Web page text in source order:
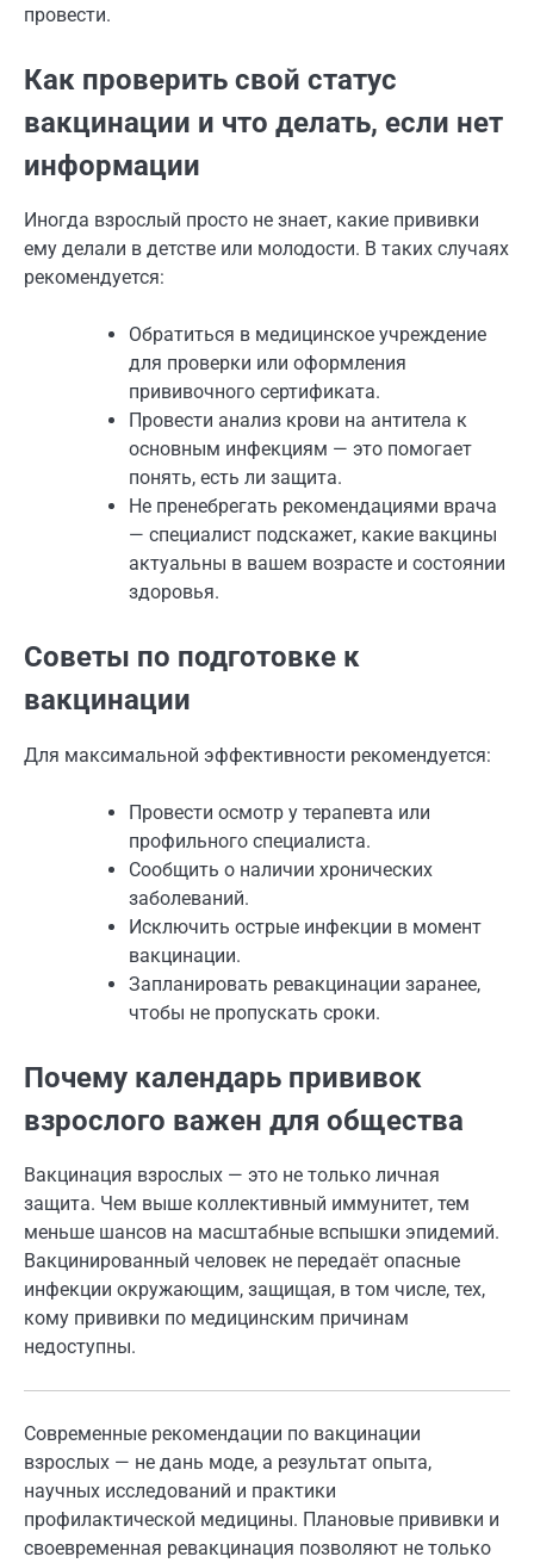
провести.
Как проверить свой статус
вакцинации и что делать, если нет
информации
Иногда взрослый просто не знает, какие прививки
ему делали в детстве или молодости. В таких случаях
рекомендуется:
Обратиться в медицинское учреждение
для проверки или оформления
прививочного сертификата.
Провести анализ крови на антитела к
основным инфекциям — это помогает
понять, есть ли защита.
Не пренебрегать рекомендациями врача
— специалист подскажет, какие вакцины
актуальны в вашем возрасте и состоянии
здоровья.
Советы по подготовке к
вакцинации
Для максимальной эффективности рекомендуется:
Провести осмотр у терапевта или
профильного специалиста.
Сообщить о наличии хронических
заболеваний.
Исключить острые инфекции в момент
вакцинации.
Запланировать ревакцинации заранее,
чтобы не пропускать сроки.
Почему календарь прививок
взрослого важен для общества
Вакцинация взрослых — это не только личная
защита. Чем выше коллективный иммунитет, тем
меньше шансов на масштабные вспышки эпидемий.
Вакцинированный человек не передаёт опасные
инфекции окружающим, защищая, в том числе, тех,
кому прививки по медицинским причинам
недоступны.
Современные рекомендации по вакцинации
взрослых — не дань моде, а результат опыта,
научных исследований и практики
профилактической медицины. Плановые прививки и
своевременная ревакцинация позволяют не только